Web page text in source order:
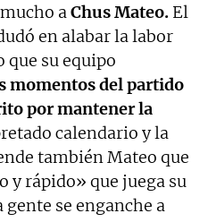
aChus Mateo. El
en alabar la labor
que su equipo
momentos del partido
por mantener la
calendario y la
también Mateo que
y rápido» que juega su
se enganche a